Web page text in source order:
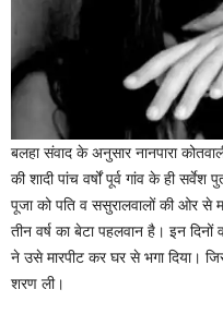
बलहा संवाद के अनुसार नानपारा
की शादी पांच वर्षों पूर्व गांव के ही
पूजा को पति व ससुरालवालों की ओर से
तीन वर्ष का बेटा पहलवान है। इन
ने उसे मारपीट कर घर से भगा दिया।
शरण ली।